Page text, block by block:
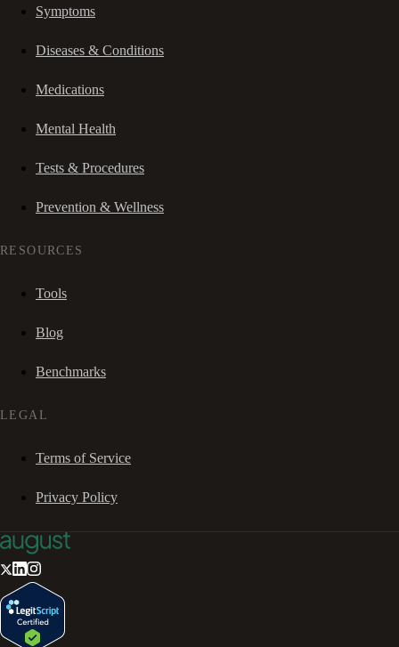
Symptoms
Diseases & Conditions
Medications
Mental Health
Tests & Procedures
Prevention & Wellness
RESOURCES
Tools
Blog
Benchmarks
LEGAL
Terms of Service
Privacy Policy